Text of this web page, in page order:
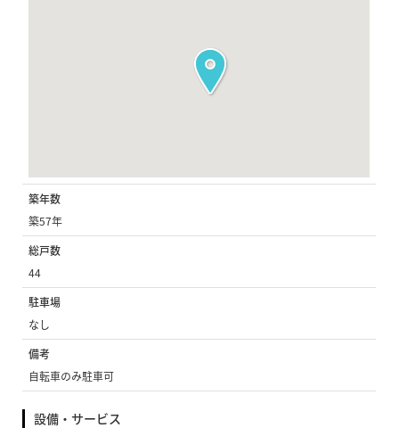
築年数
築57年
総戸数
44
駐車場
なし
備考
自転車のみ駐車可
設備・サービス